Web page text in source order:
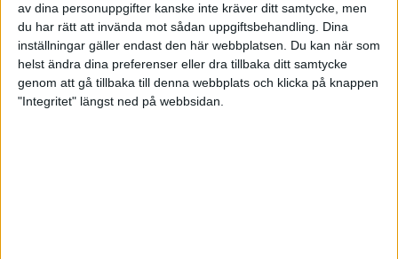
av dina personuppgifter kanske inte kräver ditt samtycke, men
du har rätt att invända mot sådan uppgiftsbehandling. Dina
inställningar gäller endast den här webbplatsen. Du kan när som
helst ändra dina preferenser eller dra tillbaka ditt samtycke
genom att gå tillbaka till denna webbplats och klicka på knappen
"Integritet" längst ned på webbsidan.